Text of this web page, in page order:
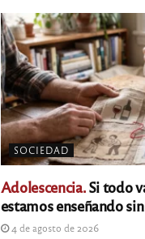
SOCIEDAD
Adolescencia.Si todo
estamos enseñando
4 de agosto de 2026